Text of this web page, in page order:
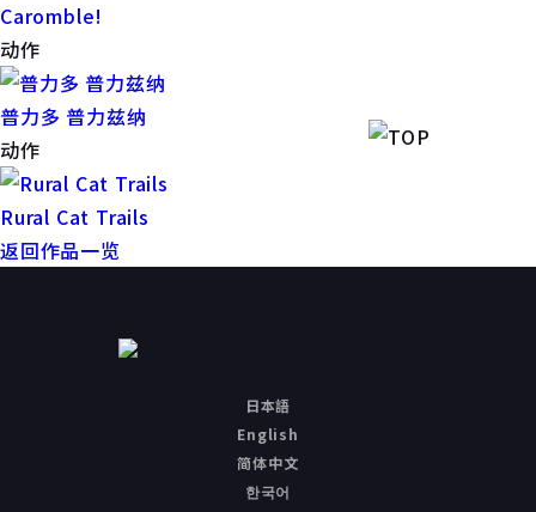
Caromble!
动作
普力多 普力兹纳
动作
Rural Cat Trails
返回作品一览
日本語
English
简体中文
한국어